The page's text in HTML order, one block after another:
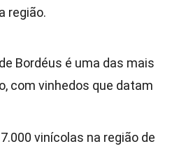
região.
Bordéus é uma das mais
com vinhedos que datam
vinícolas na região de